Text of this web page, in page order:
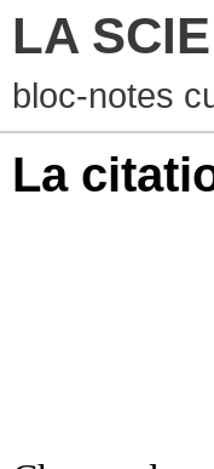
LA
bloc-notes
La